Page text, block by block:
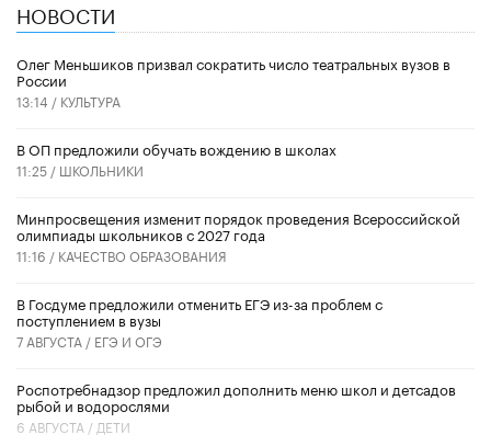
НОВОСТИ
Олег Меньшиков призвал сократить число театральных вузов в
России
13:14 / КУЛЬТУРА
В ОП предложили обучать вождению в школах
11:25 / ШКОЛЬНИКИ
Минпросвещения изменит порядок проведения Всероссийской
олимпиады школьников с 2027 года
11:16 / КАЧЕСТВО ОБРАЗОВАНИЯ
В Госдуме предложили отменить ЕГЭ из-за проблем с
поступлением в вузы
7 АВГУСТА / ЕГЭ И ОГЭ
Роспотребнадзор предложил дополнить меню школ и детсадов
рыбой и водорослями
6 АВГУСТА / ДЕТИ